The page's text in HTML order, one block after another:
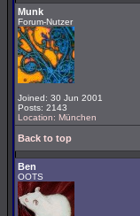
Munk
Forum-Nutzer
Joined: 30 Jun 2001
Posts: 2143
Location: München
Back to top
Ben
OOTS